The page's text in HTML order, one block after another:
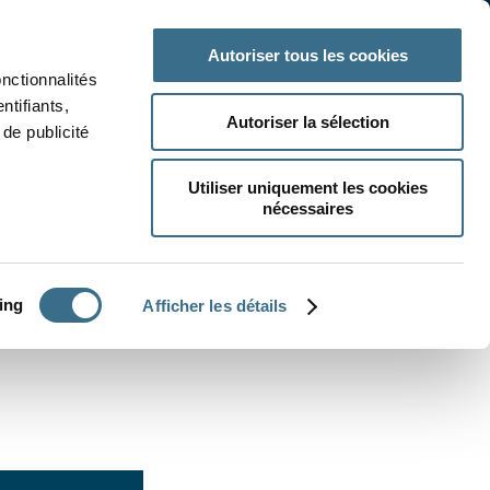
publicité
Afficher les détails
Autoriser tous les cookies
Autoriser la sélection
Utiliser uniquement les cookies
nécessaires